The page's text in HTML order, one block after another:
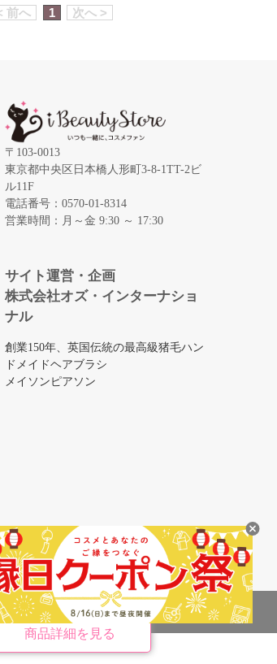
前へ 1 次へ >
商品詳細を見る
〒103-0013
東京都中央区日本橋人形町3-8-1TT-2ビ
ル11F
電話番号：0570-01-8314
営業時間：月～金 9:30 ～ 17:30
サイト運営・企画
株式会社オズ・インターナショ
ナル
創業150年、英国伝統の最高級猪毛ハン
ドメイドヘアブラシ
メイソンピアソン
トです。
えています。
制